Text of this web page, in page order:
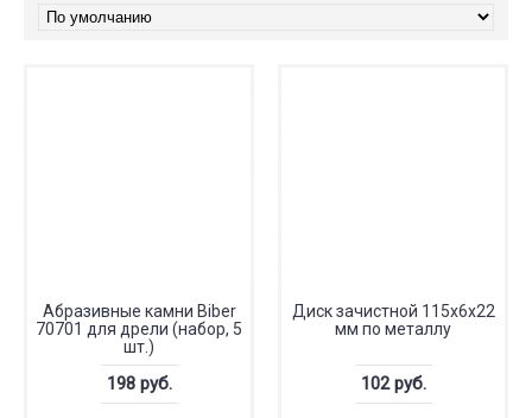
Абразивные камни Biber
70701 для дрели (набор, 5
шт.)
198 руб.
Диск зачистной 115х6х22
мм по металлу
102 руб.